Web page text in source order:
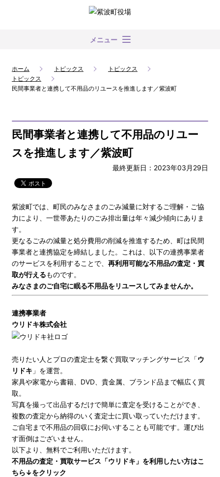
メニュー
ホーム トピックス
トピックス
トピックス
民間事業者と連携して不用品のリユースを推進します／紫波町
民間事業者と連携して不用品のリユー
スを推進します／紫波町
最終更新日：2023年03月29日
紫波町では、町民のみなさまのごみ減量に対するご理解・ご協
力により、一世帯あたりのごみ排出量は年々減少傾向にありま
す。
更なるごみの減量と処分費用の削減を推進するため、町は民間
事業者と連携協定を締結しました。これは、以下の連携事業者
のサービスを利用することで、 再利用可能な不用品の査定・買
取が行えるものです。
みなさまのご自宅に眠る不用品をリユースしてみませんか。
連携事業者
ウリドキ株式会社
売りたい人とプロの査定士を繋ぐ買取マッチングサービス「ウ
リドキ 」を運営。
家具や家電から書籍、DVD、貴金属、ブランド品まで幅広く買
取。
写真を撮って出品するだけで簡単に査定を受けることができ、
複数の査定から納得のいく査定士に買い取っていただけます。
ご自宅まで不用品の回収にお伺いすることも可能です。運び出
す面倒はございません。
以下より、無料でご利用いただけます。
不用品の査定・買取サービス「ウリドキ」を利用したい方はこ
ちら↓をクリック